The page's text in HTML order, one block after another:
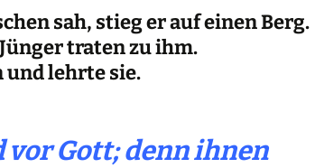
sah, stieg er auf einen Berg.
traten zu ihm.
und lehrte sie.
vor Gott; denn ihnen